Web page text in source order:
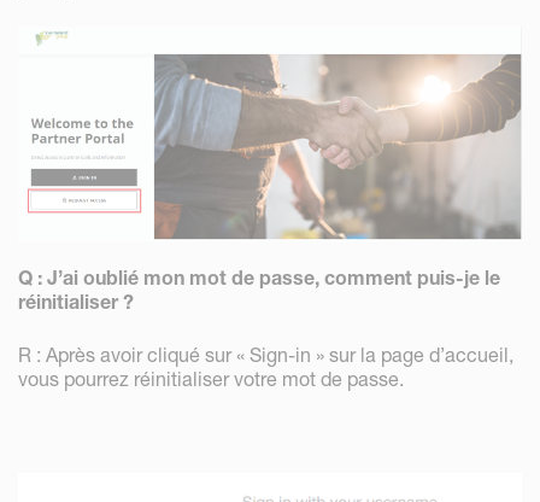
Q : J’ai oublié mon mot de passe, comment puis-je le
réinitialiser ?
R : Après avoir cliqué sur « Sign-in » sur la page d’accueil,
vous pourrez réinitialiser votre mot de passe.